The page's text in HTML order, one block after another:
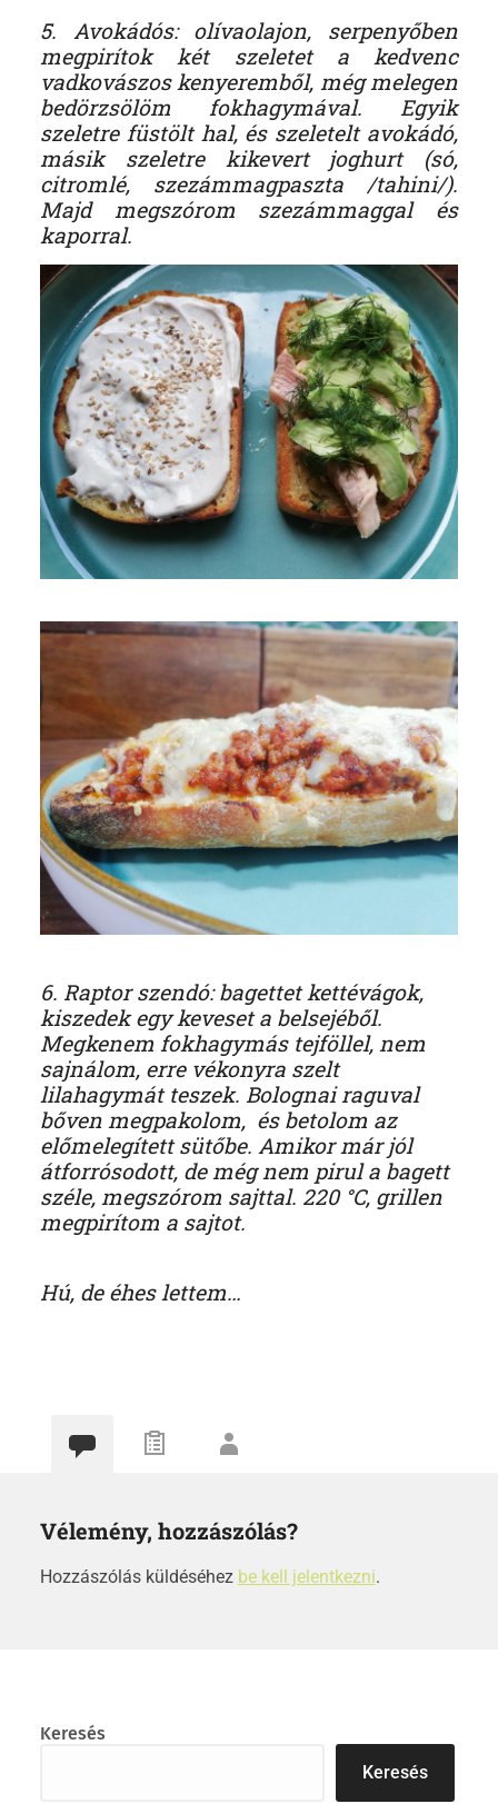
5. Avokádós: olívaolajon, serpenyőben
megpirítok két szeletet a kedvenc
vadkovászos kenyeremből, még melegen
bedörzsölöm fokhagymával. Egyik
szeletre füstölt hal, és szeletelt avokádó,
másik szeletre kikevert joghurt (só,
citromlé, szezámmagpaszta /tahini/).
Majd megszórom szezámmaggal és
kaporral.
6. Raptor szendó: bagettet kettévágok,
kiszedek egy keveset a belsejéből.
Megkenem fokhagymás tejföllel, nem
sajnálom, erre vékonyra szelt
lilahagymát teszek. Bolognai raguval
bőven megpakolom, és betolom az
előmelegített sütőbe. Amikor már jól
átforrósodott, de még nem pirul a bagett
széle, megszórom sajttal. 220 °C, grillen
megpirítom a sajtot.
Hú, de éhes lettem…
Vélemény, hozzászólás?
Hozzászólás küldéséhez be kell jelentkezni.
Keresés
Keresés